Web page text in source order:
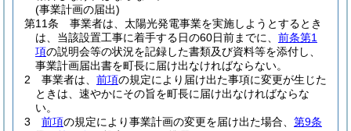
(事業計画の届出)
第11条
事業者は、太陽光発電事業を実施しようとするとき
は、当該設置工事に着手する日の60日前までに、 前条第1
項の説明会等の状況を記録した書類及び資料等を添付し、
事業計画届出書を町長に届け出なければならない。
2
事業者は、 前項の規定により届け出た事項に変更が生じた
ときは、速やかにその旨を町長に届け出なければならな
い。
3
前項の規定により事業計画の変更を届け出た場合、 第9条